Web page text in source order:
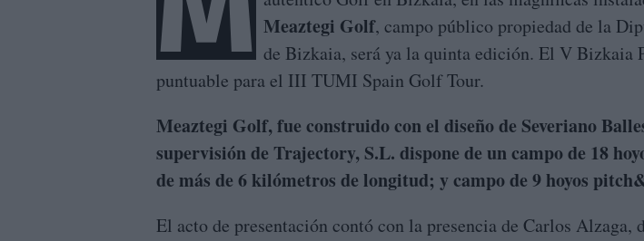
Meaztegi Golf, campo público propiedad de la
de Bizkaia, será ya la quinta edición. El V Bizkaia
puntuable para el III TUMI Spain Golf Tour.
Meaztegi Golf, fue construido con el diseño de Severiano
supervisión de Trajectory, S.L. dispone de un campo de 18
de más de 6 kilómetros de longitud; y campo de 9 hoyos
El acto de presentación contó con la presencia de Carlos Alzaga,